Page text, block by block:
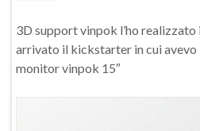
3D support vinpok l’ho realizzato
arrivato il kickstarter in cui avevo
monitor vinpok 15″